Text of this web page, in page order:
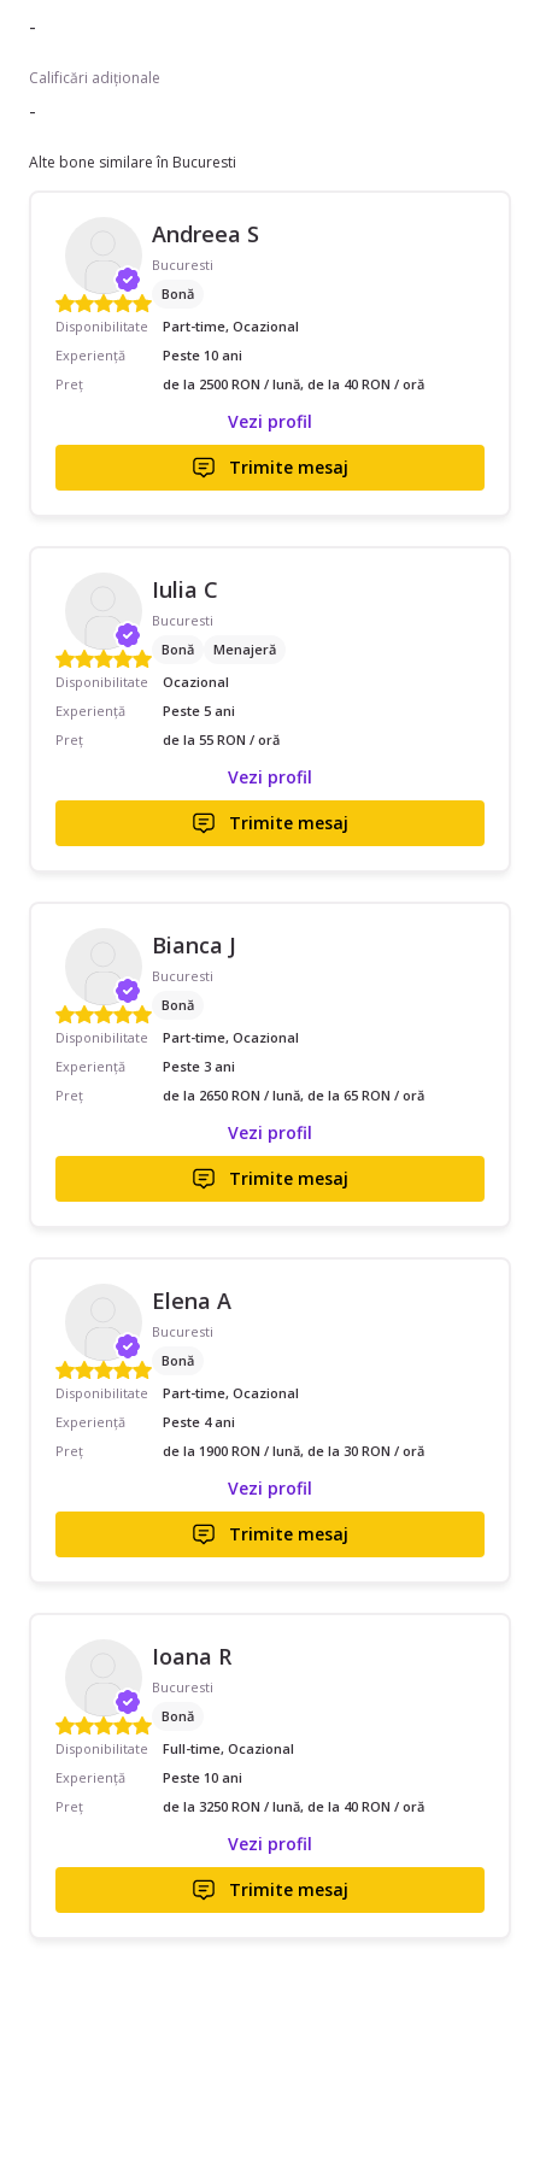
-
Calificări adiționale
-
Alte bone similare în Bucuresti
Andreea S
Bucuresti
Bonă
Disponibilitate
Part-time, Ocazional
Experiență
Peste 10 ani
Preț
de la 2500 RON / lună, de la 40 RON / oră
Vezi profil
Trimite mesaj
Iulia C
Bucuresti
Bonă
Menajeră
Disponibilitate
Ocazional
Experiență
Peste 5 ani
Preț
de la 55 RON / oră
Vezi profil
Trimite mesaj
Bianca J
Bucuresti
Bonă
Disponibilitate
Part-time, Ocazional
Experiență
Peste 3 ani
Preț
de la 2650 RON / lună, de la 65 RON / oră
Vezi profil
Trimite mesaj
Elena A
Bucuresti
Bonă
Disponibilitate
Part-time, Ocazional
Experiență
Peste 4 ani
Preț
de la 1900 RON / lună, de la 30 RON / oră
Vezi profil
Trimite mesaj
Ioana R
Bucuresti
Bonă
Disponibilitate
Full-time, Ocazional
Experiență
Peste 10 ani
Preț
de la 3250 RON / lună, de la 40 RON / oră
Vezi profil
Trimite mesaj